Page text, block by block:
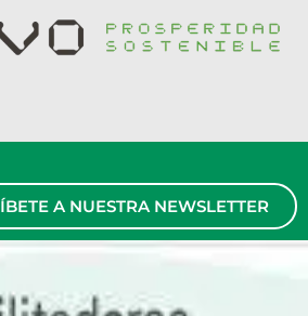
A NUESTRA NEWSLETTER